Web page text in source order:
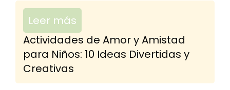
Leer más
Actividades de Amor y Amistad
para Niños: 10 Ideas Divertidas y
Creativas